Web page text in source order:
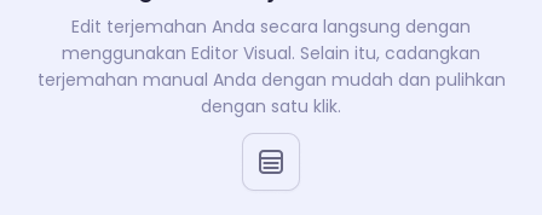
Edit terjemahan Anda secara langsung dengan
menggunakan Editor Visual. Selain itu, cadangkan
terjemahan manual Anda dengan mudah dan pulihkan
dengan satu klik.